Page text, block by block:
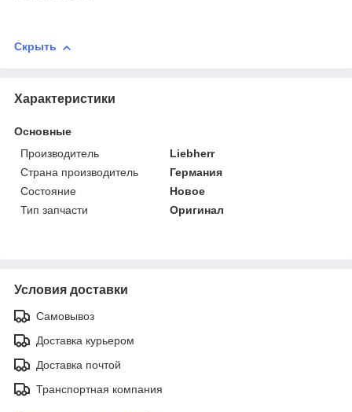
Скрыть
Характеристики
Основные
Производитель
Liebherr
Страна производитель
Германия
Состояние
Новое
Тип запчасти
Оригинал
Условия доставки
Самовывоз
Доставка курьером
Доставка почтой
Транспортная компания